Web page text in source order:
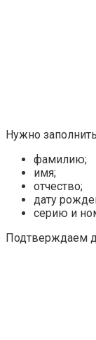
Нужно
фамилию;
имя;
отчество;
дату
серию и
Подтверждаем